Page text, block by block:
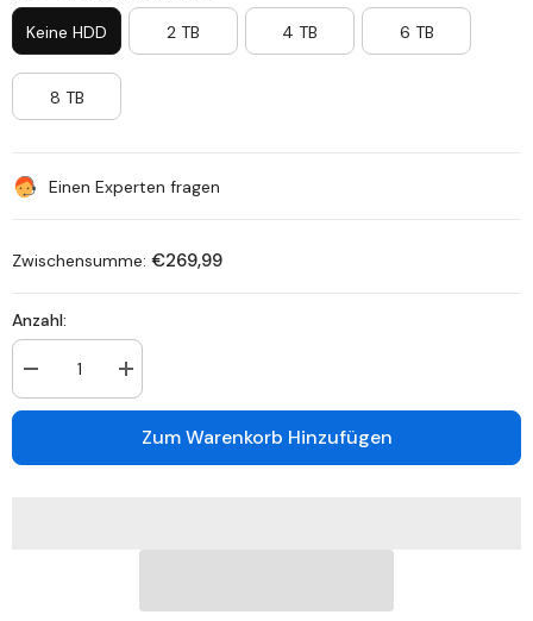
Keine HDD 2 TB 4 TB 6 TB
8 TB
Einen Experten fragen
Zwischensumme: €269,99
Anzahl:
verringern
für
4K
Anzahl
erhöhen
für
DR168
4K
Personen-
H.265+,
Zum Warenkorb Hinzufügen